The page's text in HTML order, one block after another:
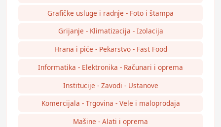
Grafičke usluge i radnje - Foto i štampa
Grijanje - Klimatizacija - Izolacija
Hrana i piće - Pekarstvo - Fast Food
Informatika - Elektronika - Računari i oprema
Institucije - Zavodi - Ustanove
Komercijala - Trgovina - Vele i maloprodaja
Mašine - Alati i oprema